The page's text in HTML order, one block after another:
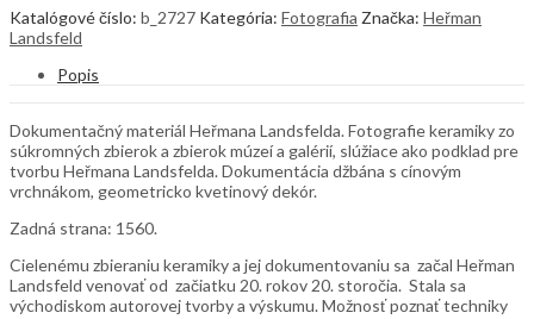
Katalógové číslo: b_2727 Kategória: Fotografia Značka: Heřman
Landsfeld
Popis
Dokumentačný materiál Heřmana Landsfelda. Fotografie keramiky zo
súkromných zbierok a zbierok múzeí a galérií, slúžiace ako podklad pre
tvorbu Heřmana Landsfelda. Dokumentácia džbána s cínovým
vrchnákom, geometricko kvetinový dekór.
Zadná strana: 1560.
Cielenému zbieraniu keramiky a jej dokumentovaniu sa začal Heřman
Landsfeld venovať od začiatku 20. rokov 20. storočia. Stala sa
východiskom autorovej tvorby a výskumu. Možnosť poznať techniky